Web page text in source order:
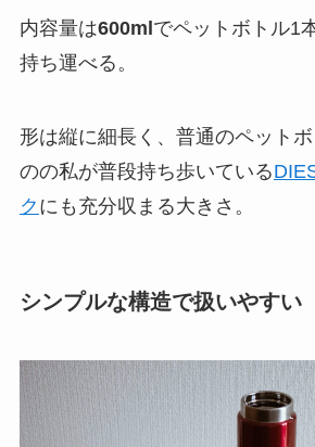
内容量は600ml でペットボトル1
持ち運べる。
形は縦に細長く、普通のペット
のの私が普段持ち歩いている
ク にも充分収まる大きさ。
シンプルな構造で扱いやすい